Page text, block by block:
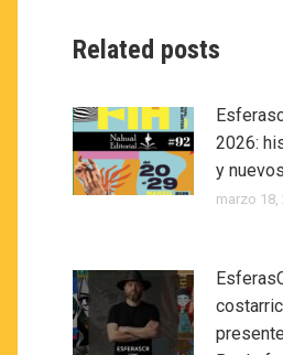
Related posts
2026:
y
marzo 18,